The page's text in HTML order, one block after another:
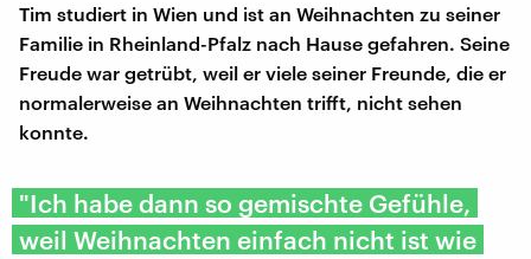
Tim studiert in Wien und ist an Weihnachten zu seiner
Familie in Rheinland-Pfalz nach Hause gefahren. Seine
Freude war getrübt, weil er viele seiner Freunde, die er
normalerweise an Weihnachten trifft, nicht sehen
konnte.
"Ich habe dann so gemischte Gefühle,
weil Weihnachten einfach nicht ist wie